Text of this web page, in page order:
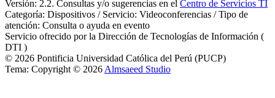
Versión: 2.2. Consultas y/o sugerencias en el Centro de Servicios TI
Categoría: Dispositivos / Servicio: Videoconferencias / Tipo de
atención: Consulta o ayuda en evento
Servicio ofrecido por la Dirección de Tecnologías de Información (
DTI )
© 2026 Pontificia Universidad Católica del Perú (PUCP)
Tema: Copyright © 2026 Almsaeed Studio